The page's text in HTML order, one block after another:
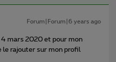
Forum|Forum|6 years ago
4 mars 2020 et pour mon
le rajouter sur mon profil